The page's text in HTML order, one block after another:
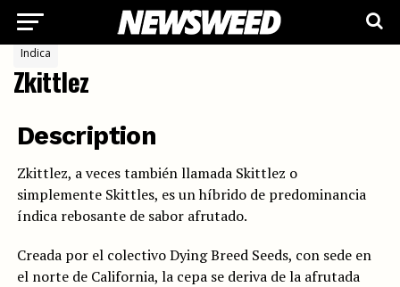
Indica
Zkittlez
Description
Zkittlez, a veces también llamada Skittlez o
simplemente Skittles, es un híbrido de predominancia
índica rebosante de sabor afrutado.
Creada por el colectivo Dying Breed Seeds, con sede en
el norte de California, la cepa se deriva de la afrutada